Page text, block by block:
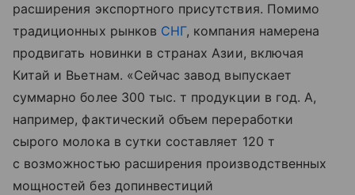
расширения экспортного присутствия. Помимо
традиционных рынков СНГ, компания намерена
продвигать новинки в странах Азии, включая
Китай и Вьетнам. «Сейчас завод выпускает
суммарно более 300 тыс. т продукции в год. А,
например, фактический объем переработки
сырого молока в сутки составляет 120 т
с возможностью расширения производственных
мощностей без допинвестиций